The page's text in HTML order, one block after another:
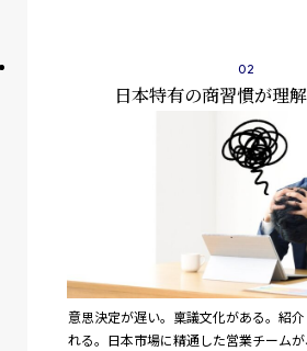
日本特有の商習慣が理
意思決定が遅い。稟議文化がある。紹
れる。日本市場に精通した営業チーム